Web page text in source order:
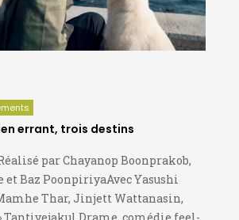
errant, trois destins
par Chayanop Boonprakob,
et Baz PoonpiriyaAvec Yasushi
Thar, Jinjett Wattanasin,